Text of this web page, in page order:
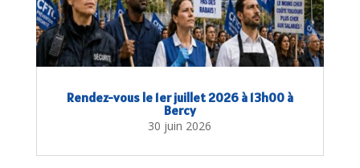
Rendez-vous le 1er juillet 2026 à 13h00 à
Bercy
30 juin 2026